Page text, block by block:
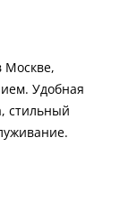
Москве,
Удобная
стильный